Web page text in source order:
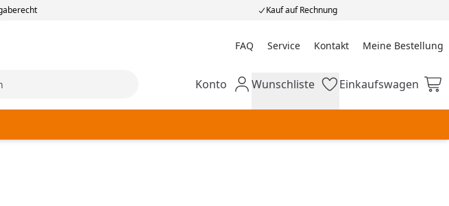
Kauf auf Rechnung
FAQ Service Kontakt Meine Bestellung
Meine Bestellung
Mein Konto
Konto Wunschliste
Wunschliste Einkaufswagen
Einkaufswagen